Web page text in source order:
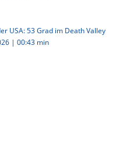
USA: 53 Grad im Death Valley
| 00:43 min